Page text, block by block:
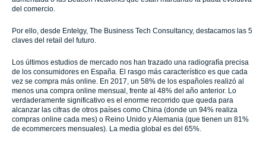
del comercio.
Por ello, desde Entelgy, The Business Tech Consultancy, destacamos las 5
claves del retail del futuro.
Los últimos estudios de mercado nos han trazado una radiografía precisa
de los consumidores en España. El rasgo más característico es que cada
vez se compra más online. En 2017, un 58% de los españoles realizó al
menos una compra online mensual, frente al 48% del año anterior. Lo
verdaderamente significativo es el enorme recorrido que queda para
alcanzar las cifras de otros países como China (donde un 94% realiza
compras online cada mes) o Reino Unido y Alemania (que tienen un 81%
de ecommercers mensuales). La media global es del 65%.